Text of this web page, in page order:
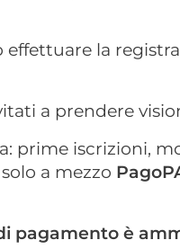
effettuare la
a prendere
prime iscrizioni,
a mezzo
pagamento è